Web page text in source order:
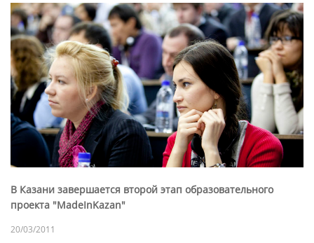
В Казани завершается второй этап образовательного
проекта "MadeInKazan"
20/03/2011